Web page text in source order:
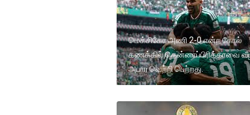
மெக்சிகோ அணி 2-0 என்ற கோல்
கணக்கில் தென்னாப்பிரிக்காவை
அபார வெற்றி பெற்றது.